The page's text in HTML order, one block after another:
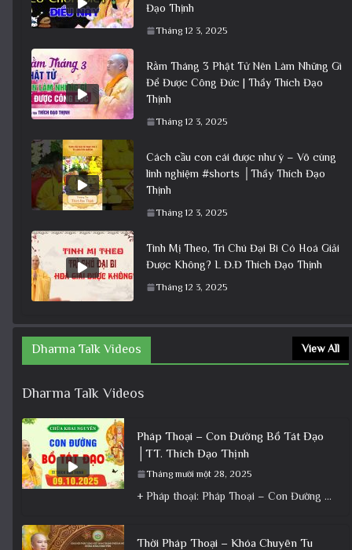
Đạo Thịnh
Tháng 12 3, 2025
Rằm Tháng 3 Phật Tử Nên Làm Những Gì
Để Được Công Đức | Thầy Thích Đạo
Thịnh
Tháng 12 3, 2025
Cách cầu con cái được như ý – Vô cùng
linh nghiệm #shorts │Thầy Thích Đạo
Thịnh
Tháng 12 3, 2025
Tinh Mị Theo, Trì Chú Đại Bi Có Hoá Giải
Được Không? L Đ.Đ Thích Đạo Thịnh
Tháng 12 3, 2025
Dharma Talk Videos View All
Dharma Talk Videos
Pháp Thoại – Con Đường Bồ Tát Đạo
│TT. Thích Đạo Thịnh
Tháng mười một 28, 2025
+ Pháp thoại: Pháp Thoại – Con Đường Bồ Tát Đạo │TT. Thích Đạo Thịnh + Album: Pháp Thoại +
Thời Pháp Thoại – Khóa Chuyên Tu